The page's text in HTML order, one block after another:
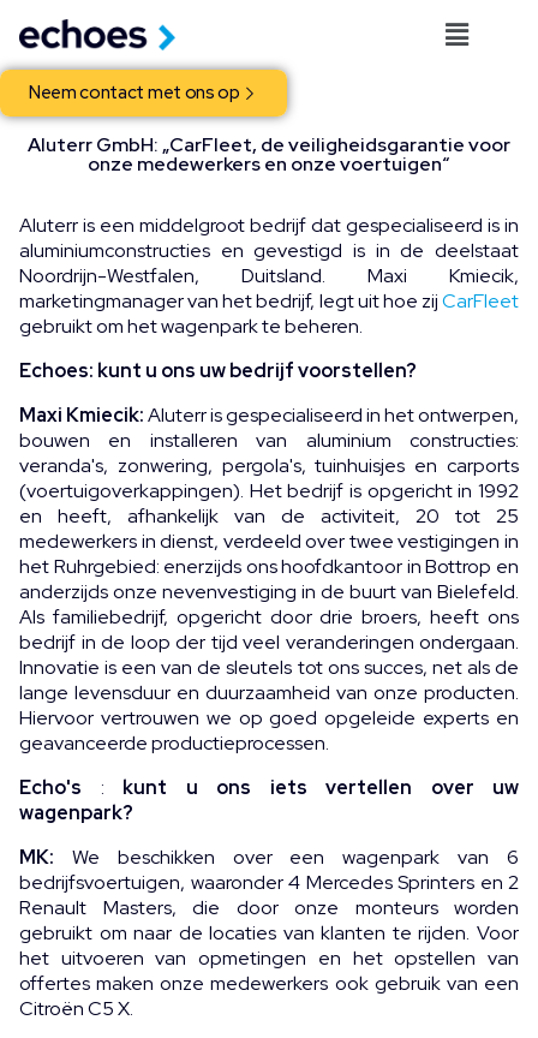
Neem contact met ons op
Aluterr GmbH: „CarFleet, de veiligheidsgarantie voor
onze medewerkers en onze voertuigen“
Aluterr is een middelgroot bedrijf dat gespecialiseerd is in
aluminiumconstructies en gevestigd is in de deelstaat
Noordrijn-Westfalen, Duitsland. Maxi Kmiecik,
marketingmanager van het bedrijf, legt uit hoe zijCarFleet
gebruikt om het wagenpark te beheren.
Echoes: kunt u ons uw bedrijf voorstellen?
Maxi Kmiecik:Aluterr is gespecialiseerd in het ontwerpen,
bouwen en installeren van aluminium constructies:
veranda's, zonwering, pergola's, tuinhuisjes en carports
(voertuigoverkappingen). Het bedrijf is opgericht in 1992
en heeft, afhankelijk van de activiteit, 20 tot 25
medewerkers in dienst, verdeeld over twee vestigingen in
het Ruhrgebied: enerzijds ons hoofdkantoor in Bottrop en
anderzijds onze nevenvestiging in de buurt van Bielefeld.
Als familiebedrijf, opgericht door drie broers, heeft ons
bedrijf in de loop der tijd veel veranderingen ondergaan.
Innovatie is een van de sleutels tot ons succes, net als de
lange levensduur en duurzaamheid van onze producten.
Hiervoor vertrouwen we op goed opgeleide experts en
geavanceerde productieprocessen.
Echo's : kunt u ons iets vertellen over uw
wagenpark?
MK: We beschikken over een wagenpark van 6
bedrijfsvoertuigen, waaronder 4 Mercedes Sprinters en 2
Renault Masters, die door onze monteurs worden
gebruikt om naar de locaties van klanten te rijden. Voor
het uitvoeren van opmetingen en het opstellen van
offertes maken onze medewerkers ook gebruik van een
Citroën C5 X.